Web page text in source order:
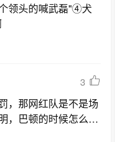
领头的喊武磊"④犬
3
，那网红队是不是场
，巴顿的时候怎么不
跟鲁花搞一家亲，